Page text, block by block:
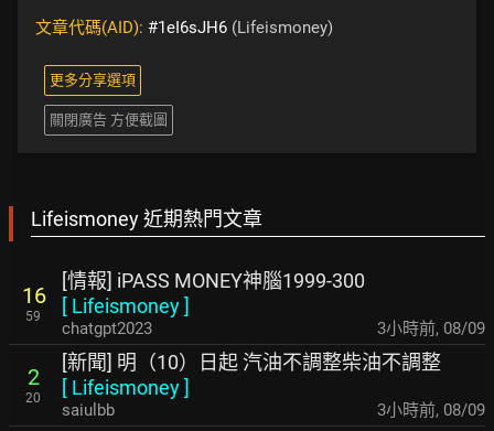
文章代碼(AID): #1eI6sJH6 (Lifeismoney)
更多分享選項
關閉廣告 方便截圖
Lifeismoney 近期熱門文章
16
59
[情報] iPASS MONEY神腦1999-300
[ Lifeismoney]
chatgpt2023 3小時前, 08/09
2
20
[新聞] 明（10）日起 汽油不調整柴油不調整
[ Lifeismoney]
saiulbb 3小時前, 08/09